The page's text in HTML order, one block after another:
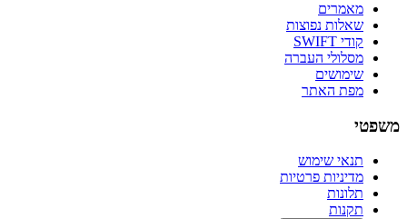
מאמרים
שאלות נפוצות
קודי SWIFT
מסלולי העברה
שימושים
מפת האתר
משפטי
תנאי שימוש
מדיניות פרטיות
תלונות
תקנות